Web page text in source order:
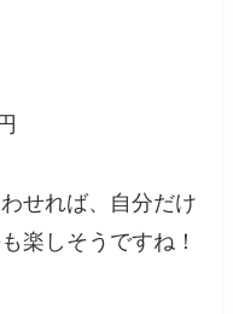
せれば、自分だけ
楽しそうですね！